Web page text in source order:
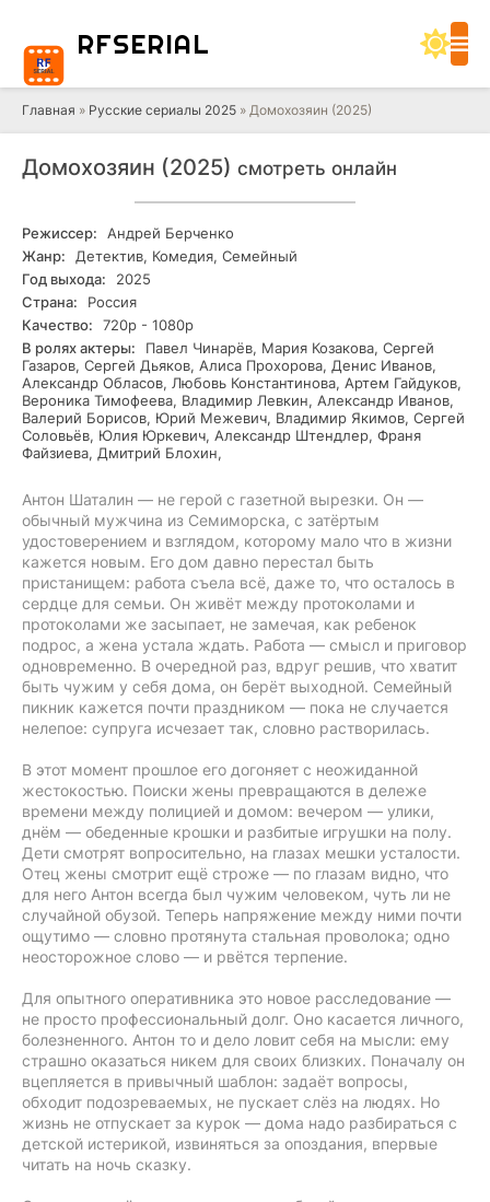
RFSERIAL
Главная » Русские сериалы 2025 » Домохозяин (2025)
Домохозяин (2025) смотреть онлайн
Режиссер:
Андрей Берченко
Жанр:
Детектив, Комедия, Семейный
Год выхода:
2025
Страна:
Россия
Качество:
720р - 1080р
В ролях актеры:
Павел Чинарёв, Мария Козакова, Сергей
Газаров, Сергей Дьяков, Алиса Прохорова, Денис Иванов,
Александр Обласов, Любовь Константинова, Артем Гайдуков,
Вероника Тимофеева, Владимир Левкин, Александр Иванов,
Валерий Борисов, Юрий Межевич, Владимир Якимов, Сергей
Соловьёв, Юлия Юркевич, Александр Штендлер, Франя
Файзиева, Дмитрий Блохин,
Антон Шаталин — не герой с газетной вырезки. Он —
обычный мужчина из Семиморска, с затёртым
удостоверением и взглядом, которому мало что в жизни
кажется новым. Его дом давно перестал быть
пристанищем: работа съела всё, даже то, что осталось в
сердце для семьи. Он живёт между протоколами и
протоколами же засыпает, не замечая, как ребенок
подрос, а жена устала ждать. Работа — смысл и приговор
одновременно. В очередной раз, вдруг решив, что хватит
быть чужим у себя дома, он берёт выходной. Семейный
пикник кажется почти праздником — пока не случается
нелепое: супруга исчезает так, словно растворилась.
В этот момент прошлое его догоняет с неожиданной
жестокостью. Поиски жены превращаются в дележе
времени между полицией и домом: вечером — улики,
днём — обеденные крошки и разбитые игрушки на полу.
Дети смотрят вопросительно, на глазах мешки усталости.
Отец жены смотрит ещё строже — по глазам видно, что
для него Антон всегда был чужим человеком, чуть ли не
случайной обузой. Теперь напряжение между ними почти
ощутимо — словно протянута стальная проволока; одно
неосторожное слово — и рвётся терпение.
Для опытного оперативника это новое расследование —
не просто профессиональный долг. Оно касается личного,
болезненного. Антон то и дело ловит себя на мысли: ему
страшно оказаться никем для своих близких. Поначалу он
вцепляется в привычный шаблон: задаёт вопросы,
обходит подозреваемых, не пускает слёз на людях. Но
жизнь не отпускает за курок — дома надо разбираться с
детской истерикой, извиняться за опоздания, впервые
читать на ночь сказку.